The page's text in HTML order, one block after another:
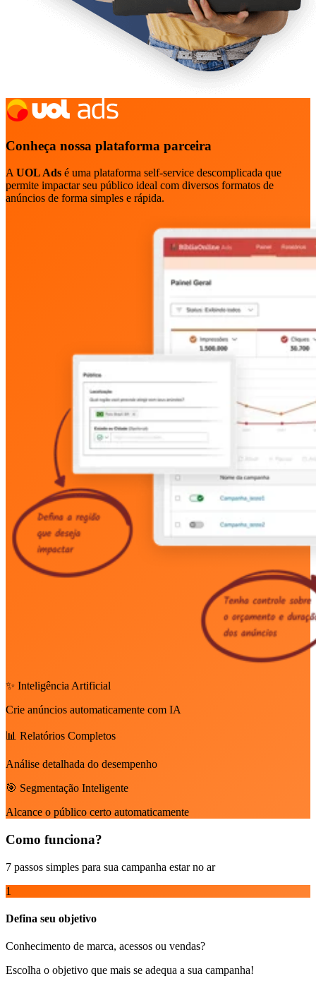
Conheça nossa plataforma parceira
A UOL Ads é uma plataforma self-service descomplicada que
permite impactar seu público ideal com diversos formatos de
anúncios de forma simples e rápida.
✨ Inteligência Artificial
Crie anúncios automaticamente com IA
📊 Relatórios Completos
Análise detalhada do desempenho
🎯 Segmentação Inteligente
Alcance o público certo automaticamente
Como funciona?
7 passos simples para sua campanha estar no ar
1
Defina seu objetivo
Conhecimento de marca, acessos ou vendas?
Escolha o objetivo que mais se adequa a sua campanha!